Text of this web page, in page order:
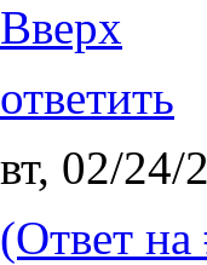
Вверх
ответить
вт, 02/24/
(Ответ на